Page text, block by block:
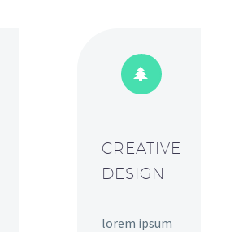


CREATIVE
DESIGN
lorem ipsum